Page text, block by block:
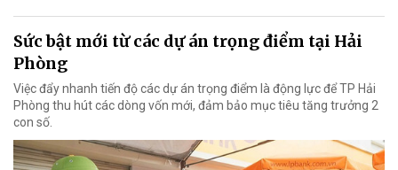
Sức bật mới từ các dự án trọng điểm tại Hải
Phòng
Việc đẩy nhanh tiến độ các dự án trọng điểm là động lực để TP Hải
Phòng thu hút các dòng vốn mới, đảm bảo mục tiêu tăng trưởng 2
con số.